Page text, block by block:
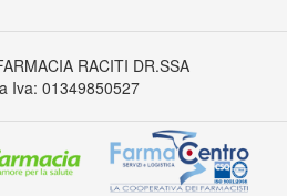
RACITI DR.SSA
Iva: 01349850527